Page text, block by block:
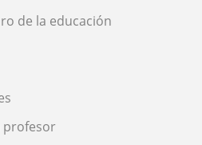
de la educación
profesor